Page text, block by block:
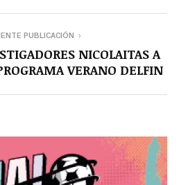
PUBLICACIÓN
NICOLAITAS A
VERANO DELFIN